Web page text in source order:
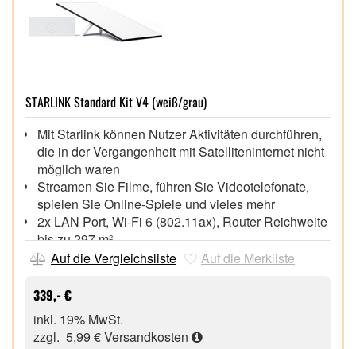
STARLINK Standard Kit V4 (weiß/grau)
Mit Starlink können Nutzer Aktivitäten durchführen,
die in der Vergangenheit mit Satelliteninternet nicht
möglich waren
Streamen Sie Filme, führen Sie Videotelefonate,
spielen Sie Online-Spiele und vieles mehr
2x LAN Port, Wi-Fi 6 (802.11ax), Router Reichweite
bis zu 297 m²,
Das Standard-Kit eignet sich am besten in
und "Reise"
Privathaushalt: zur Verwendung an einem festen
Standort, möglicherweise nicht in allen Gegenden
verfügbar. Reise: zur Verwendung an jedem
Auf die Vergleichsliste Auf die Merkliste
339,- €
inkl. 19% MwSt.
zzgl. 5,99 €Versandkosten